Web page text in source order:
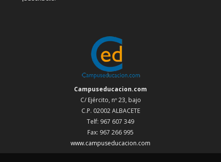
Campuseducacion.com
C/ Ejército, nº 23, bajo
C.P. 02002 ALBACETE
Telf: 967 607 349
Fax: 967 266 995
www.campuseducacion.com